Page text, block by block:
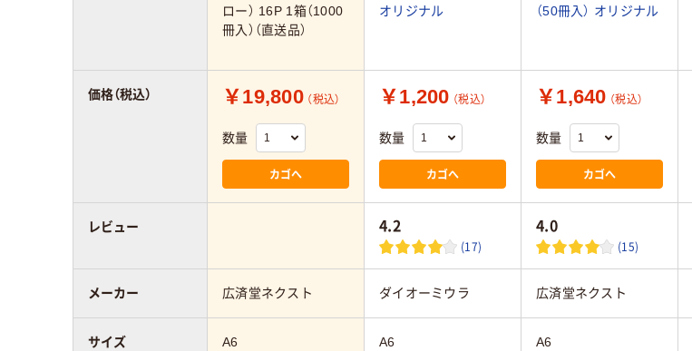
ロー） 16P 1箱（1000
冊入）（直送品）
オリジナル
（50冊入） オリジナル
￥19,800 （税込）
数量
カゴへ
￥1,200 （税込）
数量
カゴへ
￥1,640 （税込）
数量
カゴへ
4.2
(17)
4.0
(15)
広済堂ネクスト ダイオーミウラ 広済堂ネクスト
A6 A6 A6
価格（税込）
レビュー
メーカー
サイズ